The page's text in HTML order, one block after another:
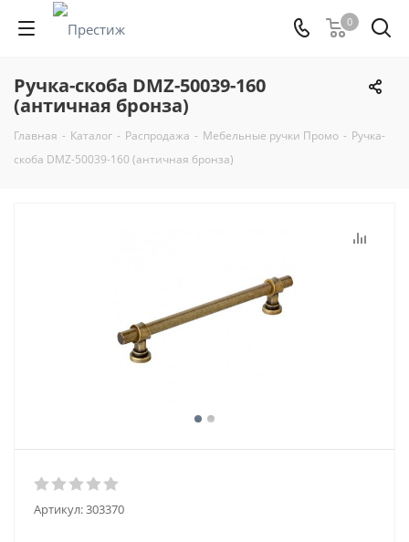
0
Ручка-скоба DMZ-50039-160
(античная бронза)
Главная - Каталог - Распродажа - Мебельные ручки Промо - Ручка-
скоба DMZ-50039-160 (античная бронза)
Артикул:303370